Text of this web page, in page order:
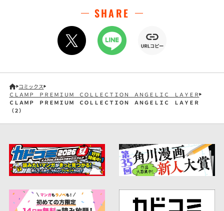
SHARE
コミックス
ＣＬＡＭＰ ＰＲＥＭＩＵＭ ＣＯＬＬＥＣＴＩＯＮ ＡＮＧＥＬＩＣ ＬＡＹＥＲ
ＣＬＡＭＰ ＰＲＥＭＩＵＭ ＣＯＬＬＥＣＴＩＯＮ ＡＮＧＥＬＩＣ ＬＡＹＥＲ
（２）